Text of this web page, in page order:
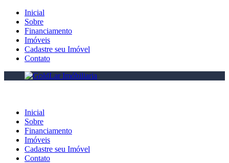
Inicial
Sobre
Financiamento
Imóveis
Cadastre seu Imóvel
Contato
Inicial
Sobre
Financiamento
Imóveis
Cadastre seu Imóvel
Contato